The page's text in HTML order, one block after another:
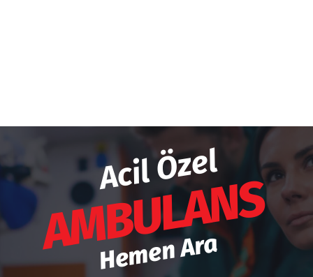
Acil Özel
AMBULANS
Hemen Ara